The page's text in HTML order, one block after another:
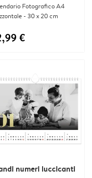
Fotografico A4
- 30 x 20 cm
€
numeri luccicanti